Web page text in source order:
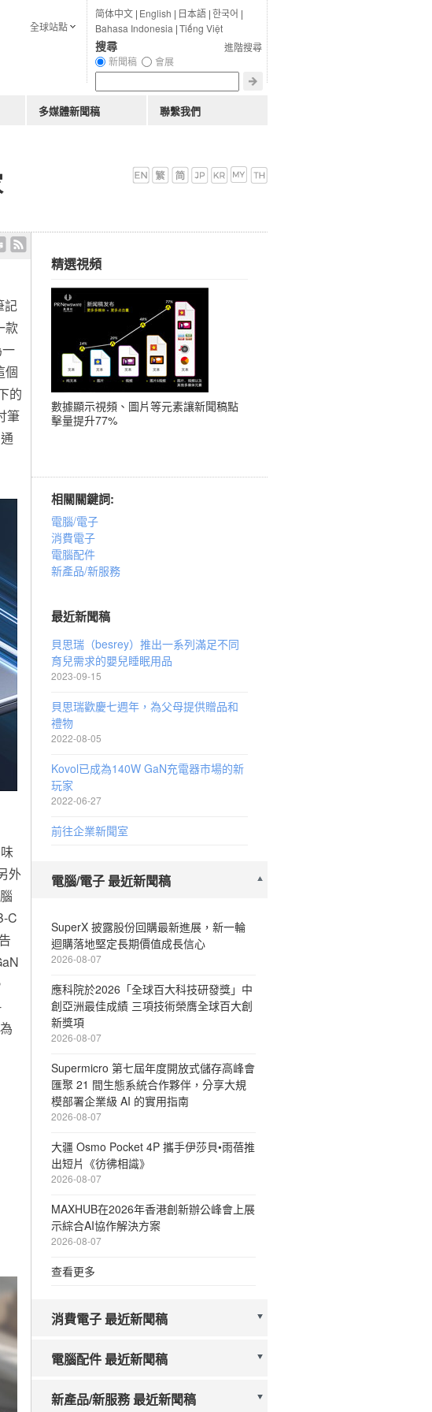
記
款
個
的
筆
外
C
精選視頻
數據顯示視頻、圖片等元素讓新聞稿點
擊量提升77%
相關關鍵詞:
電腦/電子
消費電子
電腦配件
新產品/新服務
最近新聞稿
貝思瑞（besrey）推出一系列滿足不同
育兒需求的嬰兒睡眠用品
2023-09-15
貝思瑞歡慶七週年，為父母提供贈品和
禮物
2022-08-05
Kovol已成為140W GaN充電器市場的新
玩家
2022-06-27
前往企業新聞室
電腦/電子 最近新聞稿
SuperX 披露股份回購最新進展，新一輪
迴購落地堅定長期價值成長信心
2026-08-07
應科院於2026「全球百大科技研發獎」中
創亞洲最佳成績 三項技術榮膺全球百大創
新獎項
2026-08-07
Supermicro 第七屆年度開放式儲存高峰會
匯聚 21 間生態系統合作夥伴，分享大規
模部署企業級 AI 的實用指南
2026-08-07
大疆 Osmo Pocket 4P 攜手伊莎貝•雨蓓推
出短片《彷彿相識》
2026-08-07
MAXHUB在2026年香港創新辦公峰會上展
示綜合AI協作解決方案
2026-08-07
查看更多
消費電子 最近新聞稿
電腦配件 最近新聞稿
新產品/新服務 最近新聞稿
简体中文| English | 日本語|한국어 |
Bahasa Indonesia |Tiếng Việt
進階搜尋
搜尋
新聞稿 會展
全球站點
多媒體新聞稿 聯繫我們